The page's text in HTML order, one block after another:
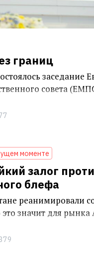
границ
заседание
совета
моменте
залог
блефа
реанимировали
это значит для